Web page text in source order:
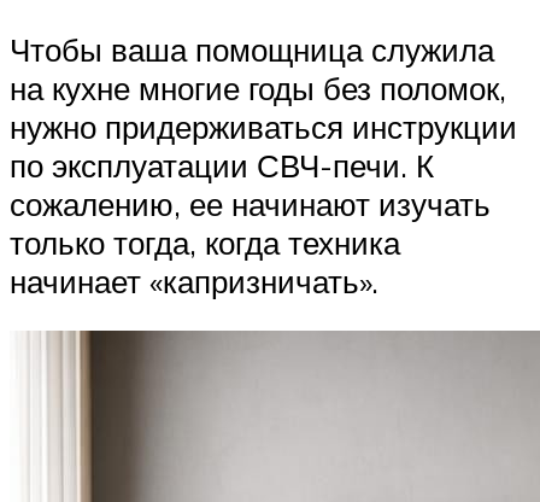
Чтобы ваша помощница служила
на кухне многие годы без поломок,
нужно придерживаться инструкции
по эксплуатации СВЧ-печи. К
сожалению, ее начинают изучать
только тогда, когда техника
начинает «капризничать».